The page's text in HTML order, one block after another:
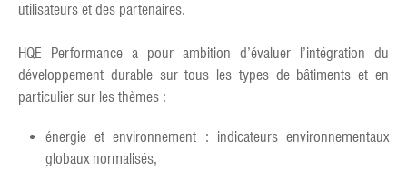
utilisateurs et des partenaires.
HQE Performance a pour ambition d’évaluer l’intégration du
développement durable sur tous les types de bâtiments et en
particulier sur les thèmes :
énergie et environnement : indicateurs environnementaux
globaux normalisés,